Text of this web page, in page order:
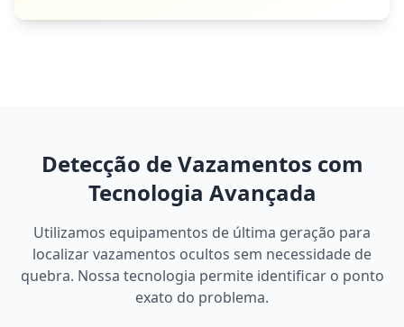
Detecção de Vazamentos com
Tecnologia Avançada
Utilizamos equipamentos de última geração para
localizar vazamentos ocultos sem necessidade de
quebra. Nossa tecnologia permite identificar o ponto
exato do problema.